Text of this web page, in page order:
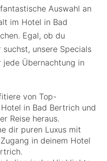
Auswahl an
im Hotel in Bad
Egal, ob du
unsere Specials
Übernachtung in
von Top-
in Bad Bertrich und
Reise heraus.
dir puren Luxus mit
in deinem Hotel